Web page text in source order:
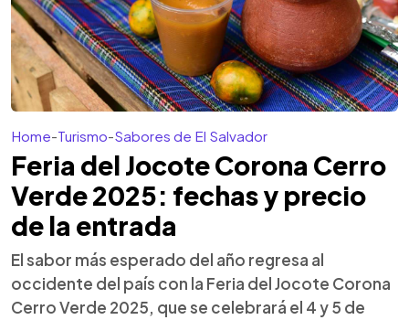
Home-Turismo-Sabores de El Salvador
Feria del Jocote Corona Cerro
Verde 2025: fechas y precio
de la entrada
El sabor más esperado del año regresa al
occidente del país con la Feria del Jocote Corona
Cerro Verde 2025, que se celebrará el 4 y 5 de